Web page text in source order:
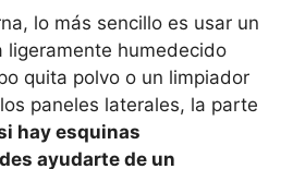
lo más sencillo es usar un
ligeramente humedecido
quita polvo o un limpiador
paneles laterales, la parte
hay esquinas
ayudarte de un